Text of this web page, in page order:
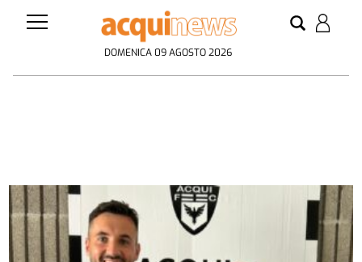
DOMENICA 09 AGOSTO 2026